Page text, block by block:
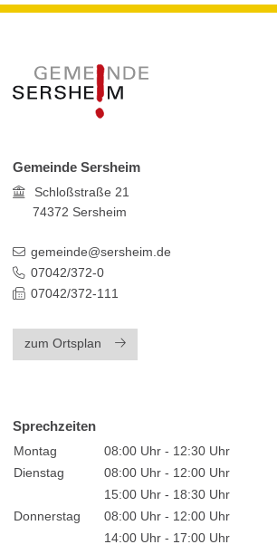
Gemeinde Sersheim
Schloßstraße 21
74372 Sersheim
gemeinde@sersheim.de
07042/372-0
07042/372-111
zum Ortsplan
Sprechzeiten
Montag
08:00 Uhr - 12:30 Uhr
Dienstag
08:00 Uhr - 12:00 Uhr
15:00 Uhr - 18:30 Uhr
Donnerstag
08:00 Uhr - 12:00 Uhr
14:00 Uhr - 17:00 Uhr